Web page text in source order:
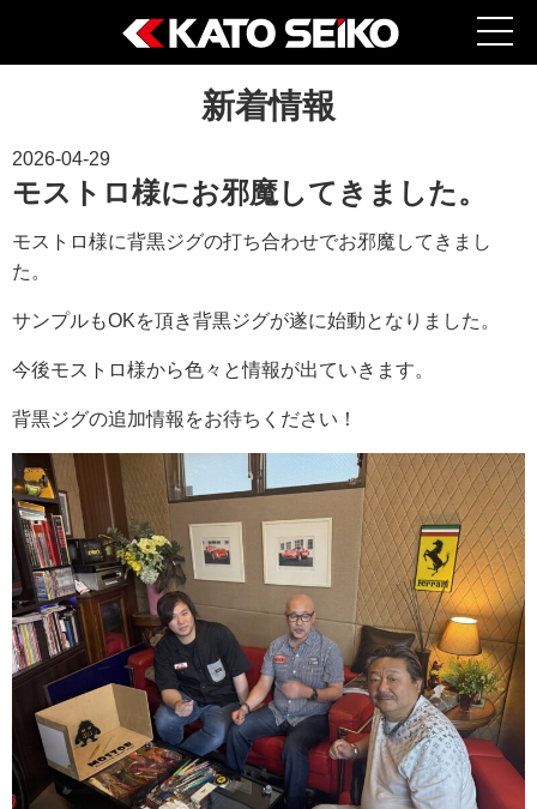
新着情報
2026-04-29
モストロ様にお邪魔してきました。
モストロ様に背黒ジグの打ち合わせでお邪魔してきまし
た。
サンプルもOKを頂き背黒ジグが遂に始動となりました。
今後モストロ様から色々と情報が出ていきます。
背黒ジグの追加情報をお待ちください！